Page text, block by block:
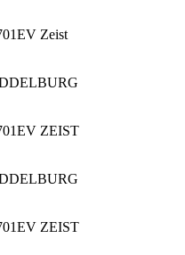
Zeist
ZEIST
ZEIST